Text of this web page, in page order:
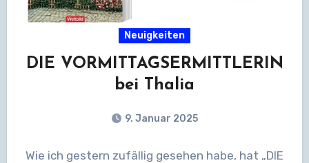
Neuigkeiten
DIE VORMITTAGSERMITTLERIN
bei Thalia
9. Januar 2025
Wie ich gestern zufällig gesehen habe, hat „DIE